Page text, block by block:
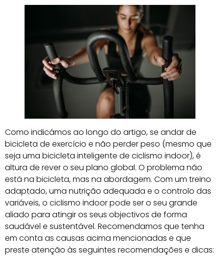
Como indicámos ao longo do artigo, se andar de
bicicleta de exercício e não perder peso (mesmo que
seja uma bicicleta inteligente de ciclismo indoor), é
altura de rever o seu plano global. O problema não
está na bicicleta, mas na abordagem. Com um treino
adaptado, uma nutrição adequada e o controlo das
variáveis, o ciclismo indoor pode ser o seu grande
aliado para atingir os seus objectivos de forma
saudável e sustentável. Recomendamos que tenha
em conta as causas acima mencionadas e que
preste atenção às seguintes recomendações e dicas: